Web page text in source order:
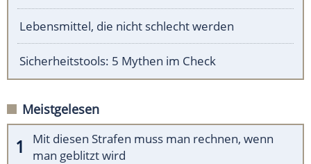
Lebensmittel, die nicht schlecht werden
Sicherheitstools: 5 Mythen im Check
Meistgelesen
Mit diesen Strafen muss man rechnen, wenn
man geblitzt wird